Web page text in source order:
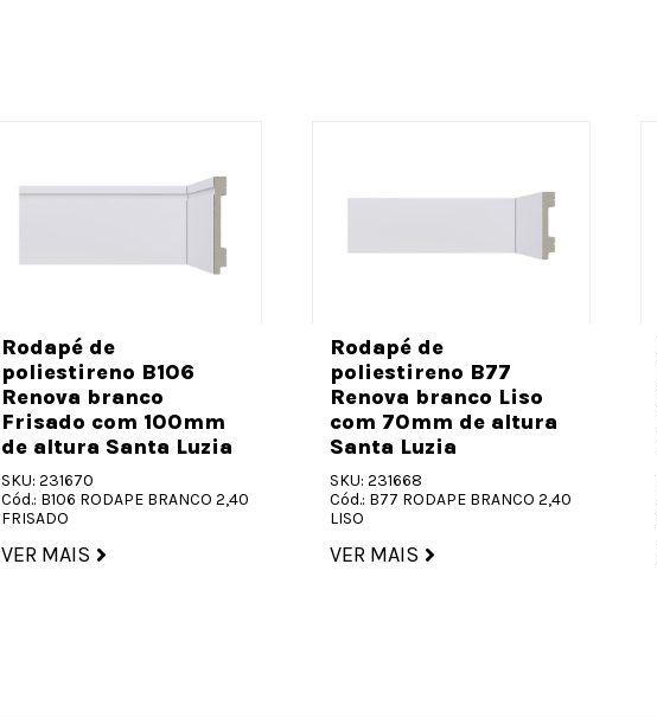
Rodapé de
poliestireno B106
Renova branco
Frisado com 100mm
de altura Santa Luzia
SKU: 231670
Cód.: B106 RODAPE BRANCO 2,40
FRISADO
VER MAIS
Rodapé de
poliestireno B77
Renova branco Liso
com 70mm de altura
Santa Luzia
SKU: 231668
Cód.: B77 RODAPE BRANCO 2,40
LISO
VER MAIS